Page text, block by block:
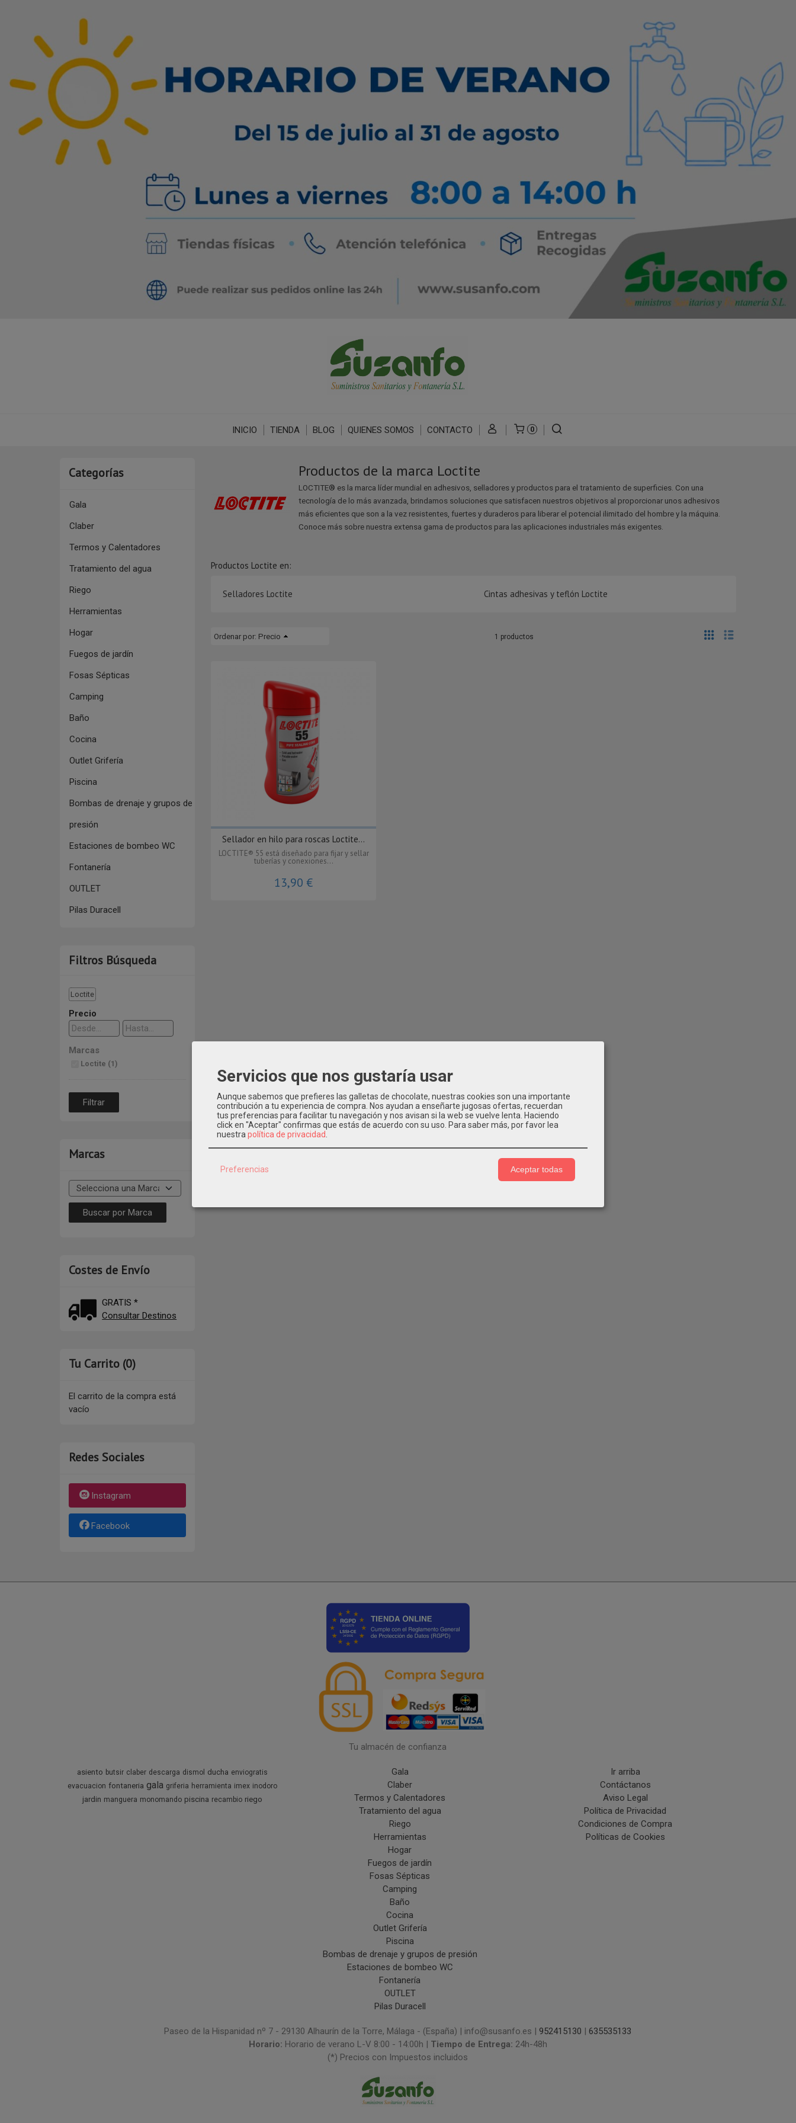
INICIO TIENDA BLOG QUIENES SOMOS CONTACTO 0
Categorías
Gala
Claber
Termos y Calentadores
Tratamiento del agua
Riego
Herramientas
Hogar
Fuegos de jardín
Fosas Sépticas
Camping
Baño
Cocina
Outlet Grifería
Piscina
Bombas de drenaje y grupos de
presión
Estaciones de bombeo WC
Fontanería
OUTLET
Pilas Duracell
Filtros Búsqueda
Loctite
Precio
Marcas
Loctite (1)
Marcas
Costes de Envío
GRATIS *
Consultar Destinos
Tu Carrito (0)
El carrito de la compra está
vacío
Redes Sociales
Instagram
Facebook
Productos de la marca Loctite
LOCTITE® es la marca líder mundial en adhesivos, selladores y productos para el tratamiento de superficies. Con una
tecnología de lo más avanzada, brindamos soluciones que satisfacen nuestros objetivos al proporcionar unos adhesivos
más eficientes que son a la vez resistentes, fuertes y duraderos para liberar el potencial ilimitado del hombre y la máquina.
Conoce más sobre nuestra extensa gama de productos para las aplicaciones industriales más exigentes.
Productos Loctite en:
Selladores Loctite Cintas adhesivas y teflón Loctite
Ordenar por: Precio 1 productos
Sellador en hilo para roscas Loctite...
LOCTITE® 55 está diseñado para fijar y sellar
tuberías y conexiones...
13,90 €
Tu almacén de confianza
asiento butsir claber descarga dismol ducha enviogratis
evacuacion fontaneria gala griferia herramienta imex inodoro
jardin manguera monomando piscina recambio riego
Gala
Claber
Termos y Calentadores
Tratamiento del agua
Riego
Herramientas
Hogar
Fuegos de jardín
Fosas Sépticas
Camping
Baño
Cocina
Outlet Grifería
Piscina
Bombas de drenaje y grupos de presión
Estaciones de bombeo WC
Fontanería
OUTLET
Pilas Duracell
Ir arriba
Contáctanos
Aviso Legal
Política de Privacidad
Condiciones de Compra
Políticas de Cookies
Paseo de la Hispanidad nº 7 - 29130 Alhaurín de la Torre, Málaga - (España) | info@susanfo.es | 952415130 |635535133
Horario: Horario de verano L-V 8:00 - 14:00h | Tiempo de Entrega: 24h-48h
(*) Precios con Impuestos incluidos
Servicios que nos gustaría usar
Aunque sabemos que prefieres las galletas de chocolate, nuestras cookies son una importante
contribución a tu experiencia de compra. Nos ayudan a enseñarte jugosas ofertas, recuerdan
tus preferencias para facilitar tu navegación y nos avisan si la web se vuelve lenta. Haciendo
click en "Aceptar" confirmas que estás de acuerdo con su uso. Para saber más, por favor lea
nuestra política de privacidad
Preferencias Aceptar todas